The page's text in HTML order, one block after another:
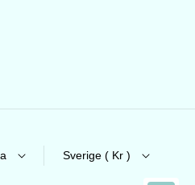
Sverige ( Kr )